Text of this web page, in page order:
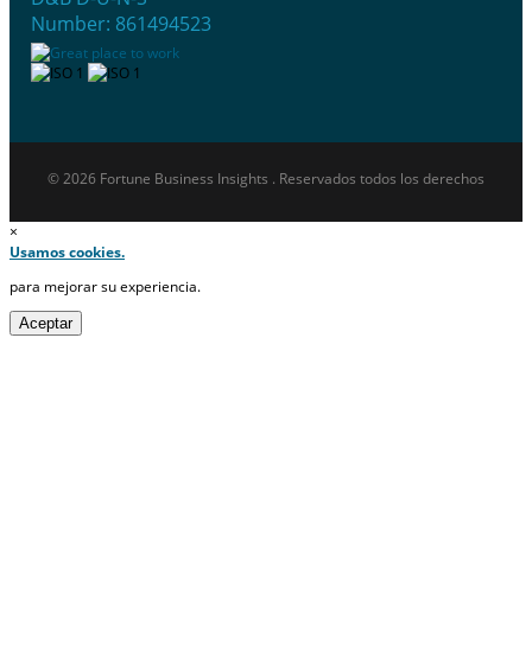
Number: 861494523
© 2026 Fortune Business Insights . Reservados todos los derechos
×
Usamos cookies.
para mejorar su experiencia.
Aceptar